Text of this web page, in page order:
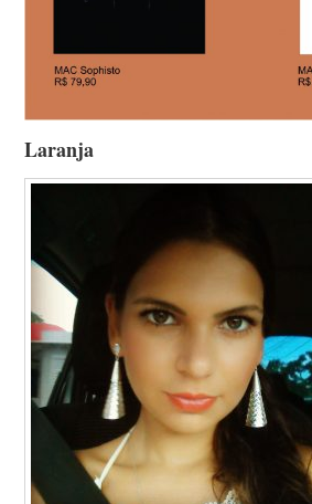
Laranja